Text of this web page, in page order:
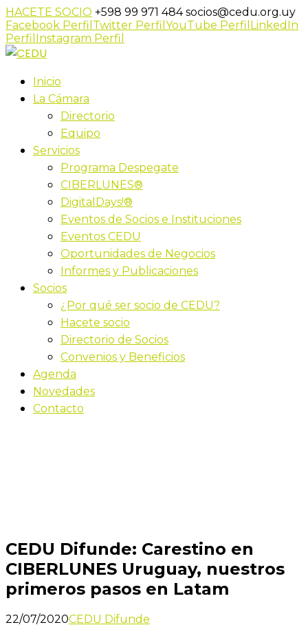
HACETE SOCIO +598 99 971 484socios@cedu.org.uy
Facebook Perfil Twitter Perfil YouTube Perfil LinkedIn
Perfil Instagram Perfil
Inicio
La Cámara
Directorio
Equipo
Servicios
Programa Despegate
CIBERLUNES®
DigitalDays!®
Eventos de Socios e Instituciones
Eventos CEDU
Oportunidades de Negocios
Informes y Publicaciones
Socios
¿Por qué ser socio de CEDU?
Hacete socio
Directorio de Socios
Convenios y Beneficios
Agenda
Novedades
Contacto
CEDU Difunde: Carestino en
CIBERLUNES Uruguay, nuestros
primeros pasos en Latam
22/07/2020CEDU Difunde